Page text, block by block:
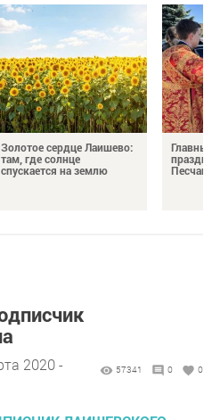
Золотое сердце Лаишево:
там, где солнце
спускается на землю
2020 -
57341 0 0